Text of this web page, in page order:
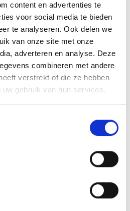
content en advertenties te
voor social media te bieden
te analyseren. Ook delen we
van onze site met onze
adverteren en analyse. Deze
combineren met andere
verstrekt of die ze hebben
gebruik van hun services.
plaatje.
aan
verlanglijst